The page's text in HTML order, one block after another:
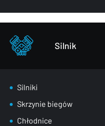
Zderzaki
Pozostałe – części
Silnik
Silniki
Skrzynie biegów
Chłodnice